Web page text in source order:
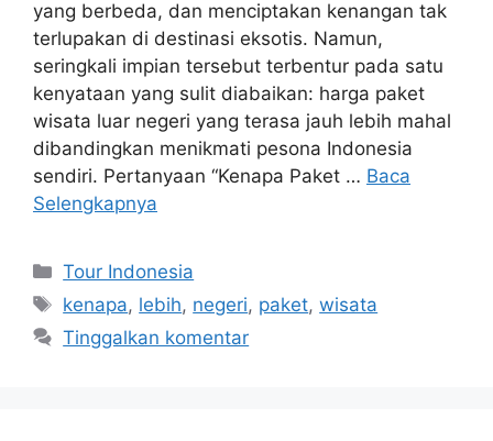
yang berbeda, dan menciptakan kenangan tak
terlupakan di destinasi eksotis. Namun,
seringkali impian tersebut terbentur pada satu
kenyataan yang sulit diabaikan: harga paket
wisata luar negeri yang terasa jauh lebih mahal
dibandingkan menikmati pesona Indonesia
sendiri. Pertanyaan “Kenapa Paket … Baca
Selengkapnya
Kategori
Tour Indonesia
Tag
kenapa, lebih, negeri, paket,wisata
Tinggalkan komentar